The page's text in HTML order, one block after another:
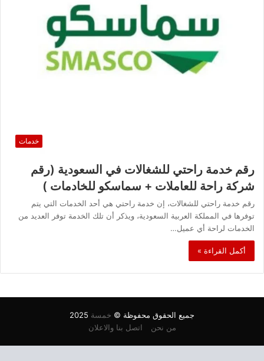
خدمات
رقم خدمة راحتي للشغالات في السعودية (رقم
شركة راحة للعاملات + سماسكو للخادمات )
رقم خدمة راحتي للشغالات، إن خدمة راحتي هي أحد الخدمات التي يتم
توفرها في المملكة العربية السعودية، ويذكر أن تلك الخدمة توفر العديد من
الخدمات لراحة أي عميل…
أكمل القراءة »
جميع الحقوق محفوظة © خمسة
من نحن
اتصل بنا والاعلان